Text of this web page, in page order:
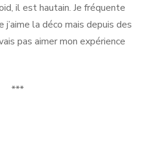
il est hautain. Je fréquente
la déco mais depuis des
pas aimer mon expérience
***